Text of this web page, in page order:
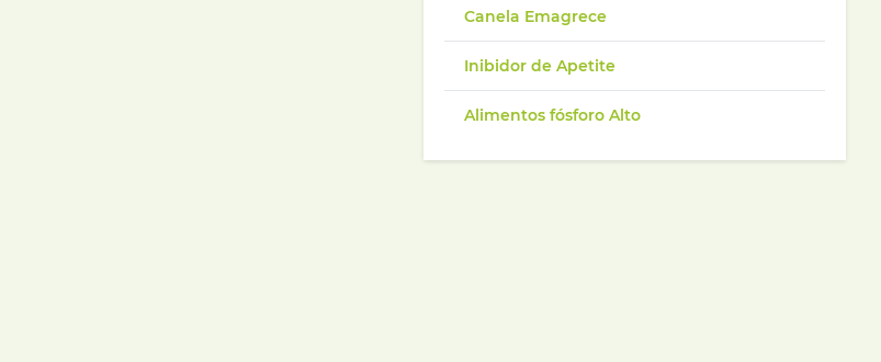
Canela Emagrece
Inibidor de Apetite
Alimentos fósforo Alto